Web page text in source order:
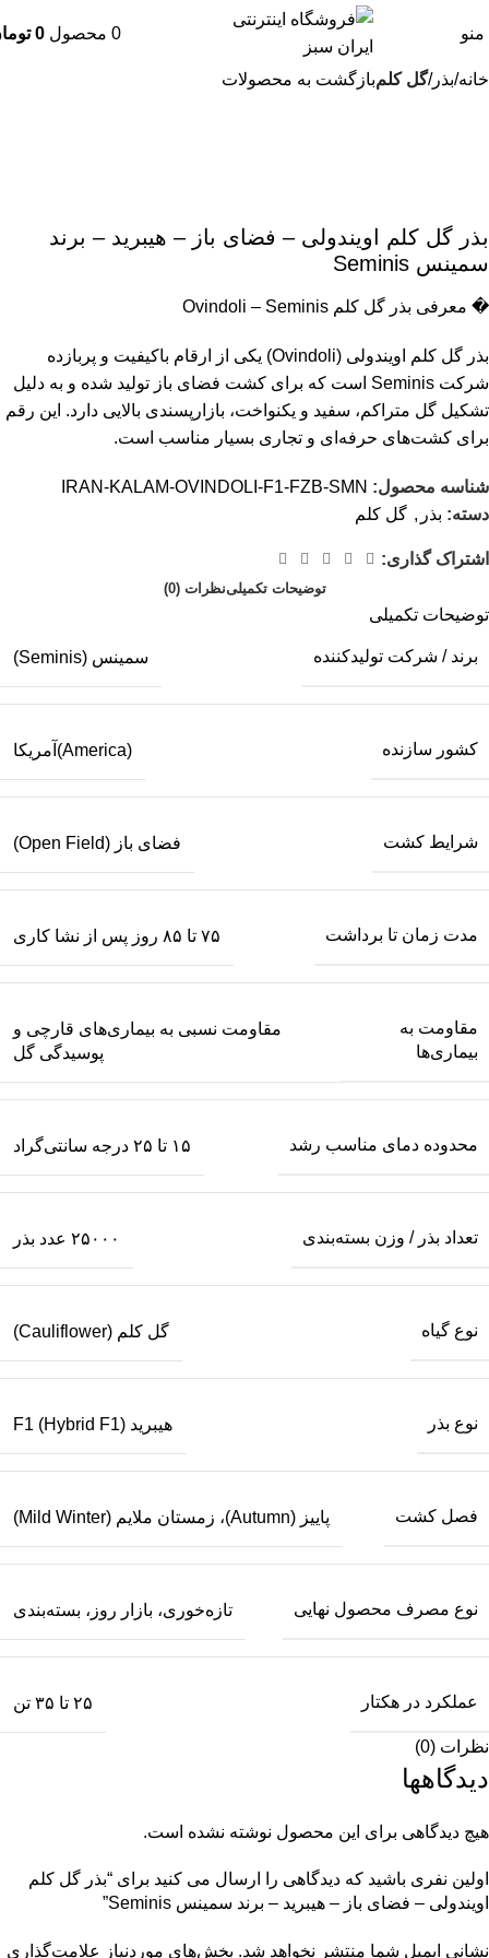
منو 0 محصول 0
خانه بذر گل کلمبازگشت به محصولات
بذر گل کلم اویندولی – فضای باز – هیبرید – برند
سمینس Seminis
� معرفی بذر گل کلم Ovindoli – Seminis
بذر گل کلم اویندولی (Ovindoli) یکی از ارقام باکیفیت و پربازده
شرکت Seminis است که برای کشت فضای باز تولید شده و به دلیل
تشکیل گل متراکم، سفید و یکنواخت، بازارپسندی بالایی دارد. این رقم
برای کشت‌های حرفه‌ای و تجاری بسیار مناسب است.
شناسه محصول: IRAN-KALAM-OVINDOLI-F1-FZB-SMN
دسته: بذر , گل کلم
اشتراک گذاری:
توضیحات تکمیلینظرات (0)
توضیحات تکمیلی
برند / شرکت تولیدکننده سمینس (Seminis)
کشور سازنده (America)آمریکا
شرایط کشت فضای باز (Open Field)
مدت زمان تا برداشت ۷۵ تا ۸۵ روز پس از نشا کاری
مقاومت به
بیماری‌ها
مقاومت نسبی به بیماری‌های قارچی و
پوسیدگی گل
محدوده دمای مناسب رشد ۱۵ تا ۲۵ درجه سانتی‌گراد
تعداد بذر / وزن بسته‌بندی ۲۵۰۰۰ عدد بذر
نوع گیاه گل کلم (Cauliflower)
نوع بذر هیبرید F1 (Hybrid F1)
فصل کشت پاییز (Autumn)، زمستان ملایم (Mild Winter)
نوع مصرف محصول نهایی تازه‌خوری، بازار روز، بسته‌بندی
عملکرد در هکتار ۲۵ تا ۳۵ تن
نظرات (0)
دیدگاهها
هیچ دیدگاهی برای این محصول نوشته نشده است.
اولین نفری باشید که دیدگاهی را ارسال می کنید برای “بذر گل کلم
اویندولی – فضای باز – هیبرید – برند سمینس Seminis”
نشانی ایمیل شما منتشر نخواهد شد. بخش‌های موردنیاز علامت‌گذاری